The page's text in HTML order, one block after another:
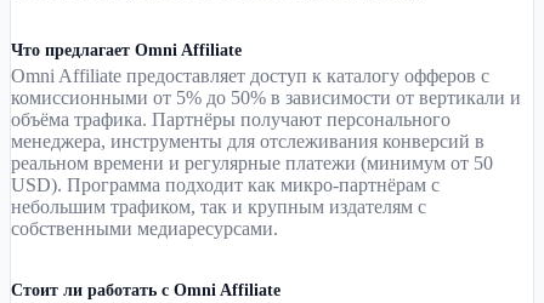
Что предлагает Omni Affiliate
Omni Affiliate предоставляет доступ к каталогу офферов с
комиссионными от 5% до 50% в зависимости от вертикали и
объёма трафика. Партнёры получают персонального
менеджера, инструменты для отслеживания конверсий в
реальном времени и регулярные платежи (минимум от 50
USD). Программа подходит как микро-партнёрам с
небольшим трафиком, так и крупным издателям с
собственными медиаресурсами.
Стоит ли работать с Omni Affiliate